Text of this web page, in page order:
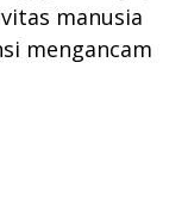
manusia
mengancam